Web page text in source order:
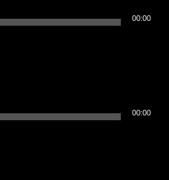
00:00
00:00